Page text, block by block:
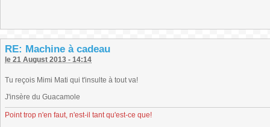
RE: Machine à cadeau
le 21 August 2013 - 14:14
Tu reçois Mimi Mati qui t'insulte à tout va!
J'insère du Guacamole
Point trop n'en faut, n'est-il tant qu'est-ce que!